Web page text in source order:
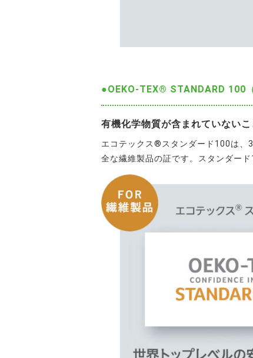
●OEKO-TEX® STANDARD 100
有機化学物質が含まれていない
エコテックス®スタンダード100は、
全な繊維製品の証です。スタンダー